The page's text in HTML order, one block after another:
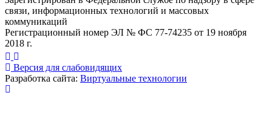
связи, информационных технологий и массовых
коммуникаций
Регистрационный номер ЭЛ № ФС 77-74235 от 19 ноября
2018 г.
Версия для слабовидящих
Разработка сайта: Виртуальные технологии